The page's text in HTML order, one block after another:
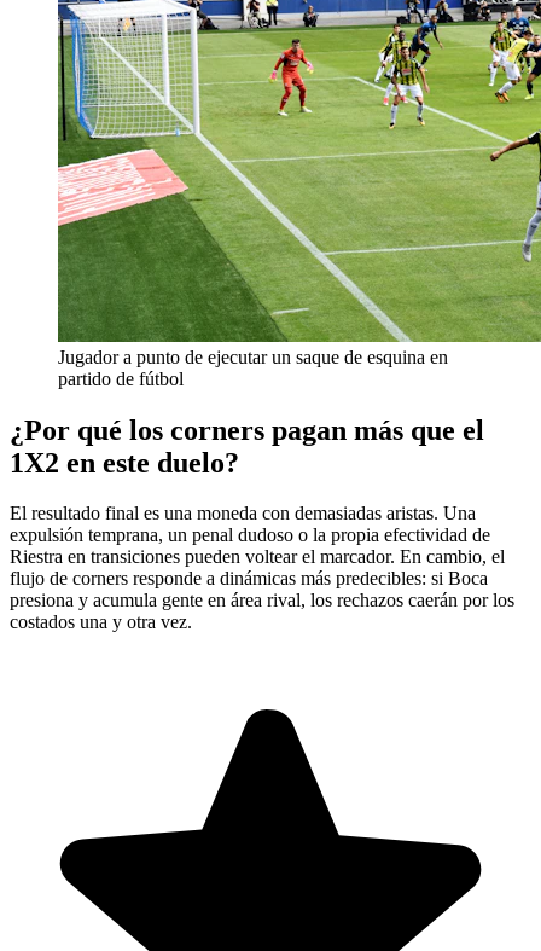
Jugador a punto de ejecutar un saque de esquina en
partido de fútbol
¿Por qué los corners pagan más que el
1X2 en este duelo?
El resultado final es una moneda con demasiadas aristas. Una
expulsión temprana, un penal dudoso o la propia efectividad de
Riestra en transiciones pueden voltear el marcador. En cambio, el
flujo de corners responde a dinámicas más predecibles: si Boca
presiona y acumula gente en área rival, los rechazos caerán por los
costados una y otra vez.